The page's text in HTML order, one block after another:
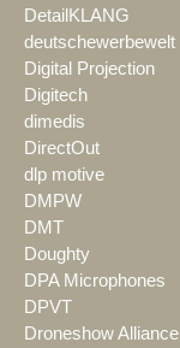
DetailKLANG
deutschewerbewelt
Digital Projection
Digitech
dimedis
DirectOut
dlp motive
DMPW
DMT
Doughty
DPA Microphones
DPVT
Droneshow Alliance